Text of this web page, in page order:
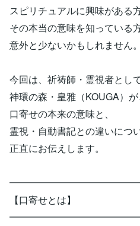
スピリチュアルに興味がある方
その本当の意味を知っている
意外と少ないかもしれません。
今回は、祈祷師・霊視者とし
神環の森・皇雅（KOUGA）が
口寄せの本来の意味と、
霊視・自動書記との違いにつ
正直にお伝えします。
【口寄せとは】